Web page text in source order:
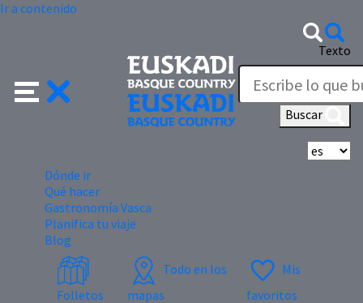
Ir a contenido
Texto
Buscar
Dónde ir
Qué hacer
Gastronomía Vasca
Planifica tu viaje
Blog
Folletos
Todo en los
mapas
Mis
favoritos